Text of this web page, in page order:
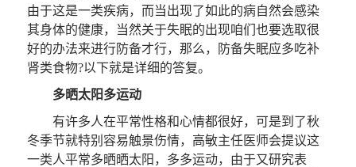
由于这是一类疾病，而当出现了如此的病自然会感染
其身体的健康，当然关于失眠的出现咱们也要选取很
好的办法来进行防备才行，那么，防备失眠应多吃补
肾类食物?以下就是详细的答复。
多晒太阳多运动
有许多人在平常性格和心情都很好，可是到了秋
冬季节就特别容易触景伤情，高敏主任医师会提议这
一类人平常多晒晒太阳，多多运动，由于又研究表